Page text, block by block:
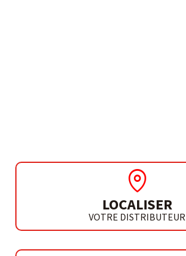
LOCALISER
VOTRE DISTRIBUTEUR